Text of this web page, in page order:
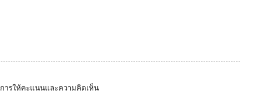
การให้คะแนนและความคิดเห็น